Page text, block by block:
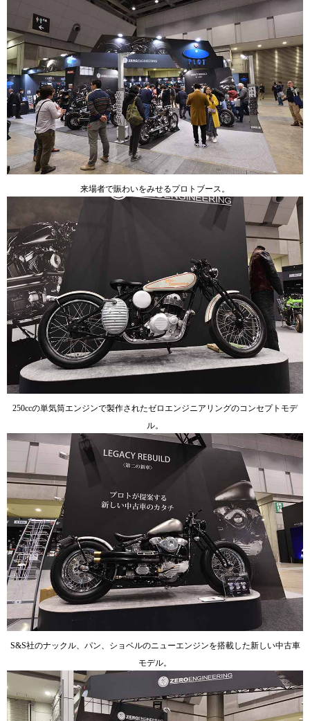
来場者で賑わいをみせるプロトブース。
250ccの単気筒エンジンで製作されたゼロエンジニアリングのコンセプトモデ
ル。
S&S社のナックル、パン、ショベルのニューエンジンを搭載した新しい中古車
モデル。